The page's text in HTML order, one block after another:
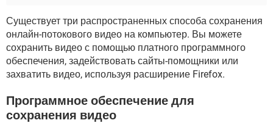
Существует три распространенных способа сохранения
онлайн-потокового видео на компьютер. Вы можете
сохранить видео с помощью платного программного
обеспечения, задействовать сайты-помощники или
захватить видео, используя расширение Firefox.
Программное обеспечение для
сохранения видео